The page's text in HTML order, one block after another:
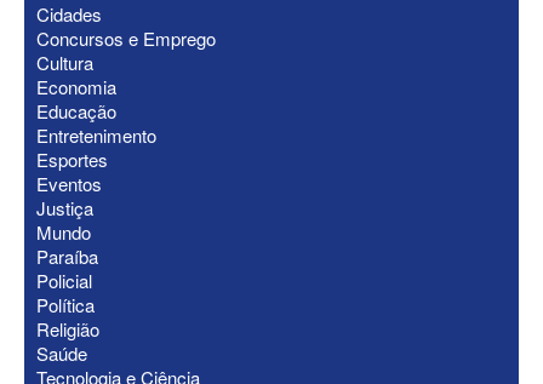
ELEIÇÕES 2026 - Após convenções,
confira candidatos ao Governo e ao
Senado da Paraíba
Cidades
Concursos e Emprego
Cultura
Economia
Educação
Entretenimento
Esportes
Eventos
Justiça
Mundo
Paraíba
Policial
Política
Religião
Saúde
Tecnologia e Ciência